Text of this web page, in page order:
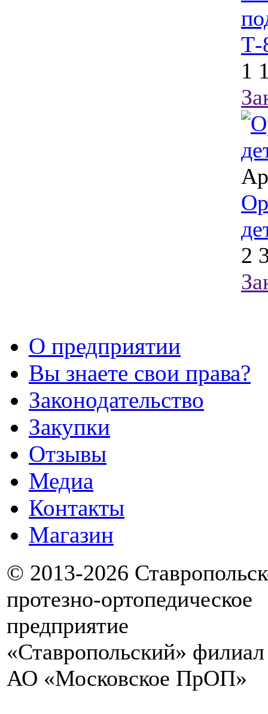
Т-
1
2
О предприятии
Вы знаете свои права?
Законодательство
Закупки
Отзывы
Медиа
Контакты
Магазин
© 2013-2026
протезно-ортопедическое
предприятие
«Ставропольский» филиал
АО «Московское ПрОП»